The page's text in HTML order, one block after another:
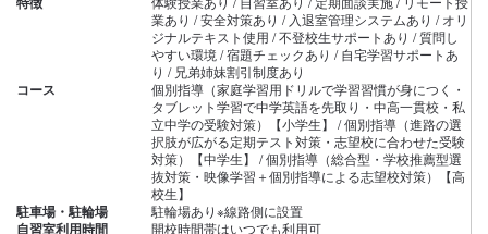
業あり / 安全対策あり / 入退室管理システムあり / オリ
ジナルテキスト使用 / 不登校生サポートあり / 質問し
やすい環境 / 宿題チェックあり / 自宅学習サポートあ
り / 兄弟姉妹割引制度あり
コース
個別指導（家庭学習用ドリルで学習習慣が身につく・
タブレット学習で中学英語を先取り・中高一貫校・私
立中学の受験対策）【小学生】 / 個別指導（進路の選
択肢が広がる定期テスト対策・志望校に合わせた受験
対策）【中学生】 / 個別指導（総合型・学校推薦型選
抜対策・映像学習＋個別指導による志望校対策）【高
校生】
駐車場・駐輪場 駐輪場あり※線路側に設置
自習室利用時間 開校時間帯はいつでも利用可